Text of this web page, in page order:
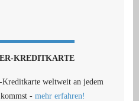
KREDITKARTE
weltweit an jedem
- mehr erfahren!